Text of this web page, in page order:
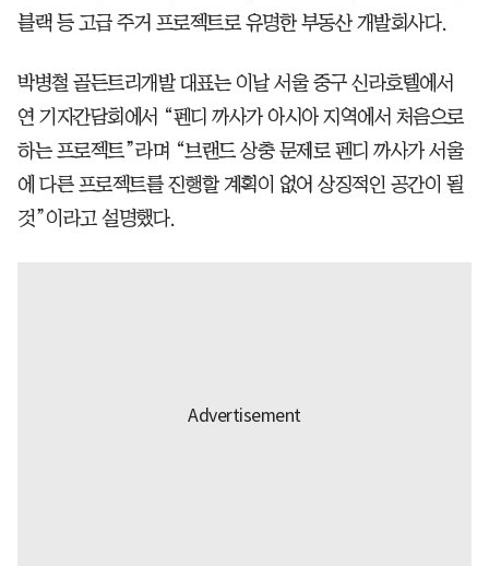
블랙 등 고급 주거 프로젝트로 유명한 부동산 개발회사다.
박병철 골든트리개발 대표는 이날 서울 중구 신라호텔에서
연 기자간담회에서 “펜디 까사가 아시아 지역에서 처음으로
하는 프로젝트”라며 “브랜드 상충 문제로 펜디 까사가 서울
에 다른 프로젝트를 진행할 계획이 없어 상징적인 공간이 될
것”이라고 설명했다.